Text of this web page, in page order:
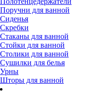
Поручни для ванной
Сиденья
Скребки
Стаканы для ванной
Стойки для ванной
Столики для ванной
Сушилки для белья
Урны
Шторы для ванной